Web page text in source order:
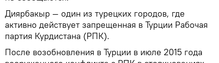
Диярбакыр — один из турецких городов, где
активно действует запрещенная в Турции Рабочая
партия Курдистана (РПК).
После возобновления в Турции в июле 2015 года